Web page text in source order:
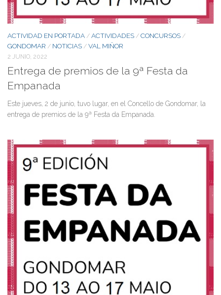
ACTIVIDAD EN PORTADA / ACTIVIDADES / CONCURSOS /
GONDOMAR / NOTICIAS / VAL MIÑOR
2 JUNIO, 2022
Entrega de premios de la 9ª Festa da
Empanada
Este jueves, 2 de junio, tuvo lugar, en el Concello de Gondomar, la
entrega de premios de la 9ª Festa da Empanada.